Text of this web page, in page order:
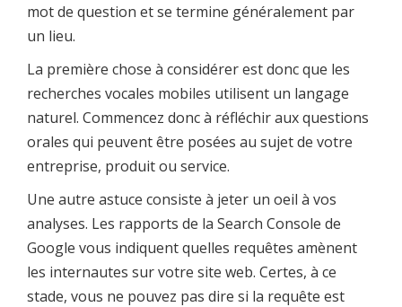
mot de question et se termine généralement par
un lieu.
La première chose à considérer est donc que les
recherches vocales mobiles utilisent un langage
naturel. Commencez donc à réfléchir aux questions
orales qui peuvent être posées au sujet de votre
entreprise, produit ou service.
Une autre astuce consiste à jeter un oeil à vos
analyses. Les rapports de la Search Console de
Google vous indiquent quelles requêtes amènent
les internautes sur votre site web. Certes, à ce
stade, vous ne pouvez pas dire si la requête est